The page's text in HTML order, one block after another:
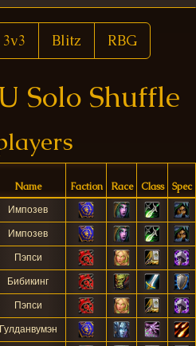
3v3 Blitz RBG
Solo Shuffle
Name Faction Race Class
Spec
Импозев
Импозев
Пэпси
Бибикинг
Пэпси
Гулданвумэн